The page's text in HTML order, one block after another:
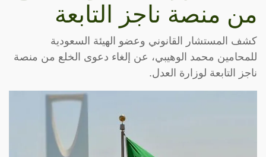
من منصة ناجز التابعة
كشف المستشار القانوني وعضو الهيئة السعودية
للمحامين محمد الوهيبي، عن إلغاء دعوى الخلع من منصة
ناجز التابعة لوزارة العدل.